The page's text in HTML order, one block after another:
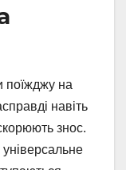
поїжджу на
навіть
знос.